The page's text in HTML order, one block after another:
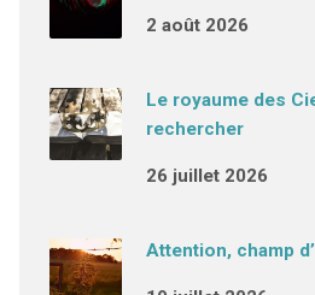
2 août 2026
Le royaume des
rechercher
26 juillet 2026
Attention, champ